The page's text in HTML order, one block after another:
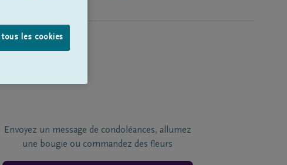
Envoyez un message de condoléances, allumez
une bougie ou commandez des fleurs
tous les cookies